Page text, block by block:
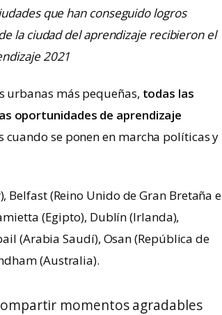
que han conseguido logros
la ciudad del aprendizaje recibieron el
2021
urbanas más pequeñas, todas las
oportunidades de aprendizaje
se ponen en marcha políticas y
Belfast (Reino Unido de Gran Bretaña e
(Egipto), Dublín (Irlanda),
(Arabia Saudí), Osan (República de
(Australia).
momentos agradables